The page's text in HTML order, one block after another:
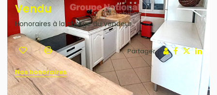
Vendu
Honoraires à la charge du vendeur
Partager :
Nos honoraires